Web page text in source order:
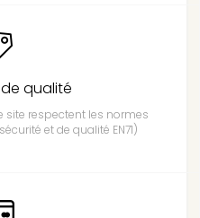
qualité
site respectent les normes
et de qualité EN71)